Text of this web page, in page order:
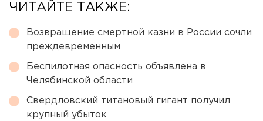
ЧИТАЙТЕ ТАКЖЕ:
Возвращение смертной казни в России сочли
преждевременным
Беспилотная опасность объявлена в
Челябинской области
Свердловский титановый гигант получил
крупный убыток